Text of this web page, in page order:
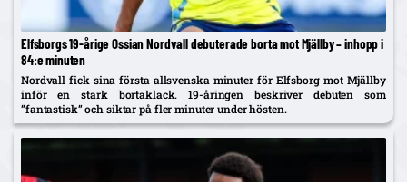
Elfsborgs 19-årige Ossian Nordvall debuterade borta mot Mjällby – inhopp i
84:e minuten
Nordvall fick sina första allsvenska minuter för Elfsborg mot Mjällby
inför en stark bortaklack. 19-åringen beskriver debuten som
”fantastisk” och siktar på fler minuter under hösten.